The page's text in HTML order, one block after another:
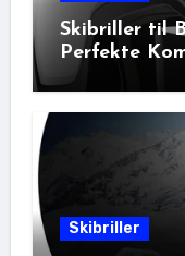
Skibriller til
Perfekte
Beskyttelse
Skibriller